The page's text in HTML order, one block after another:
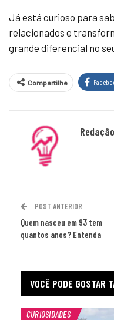
Já está curioso para
relacionados e
grande diferencial no
Compartilhe
Redação
POST ANTERIOR
Quem nasceu em 93 tem
quantos anos? Entenda
VOCÊ PODE GOSTAR
CURIOSIDADES